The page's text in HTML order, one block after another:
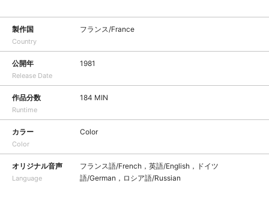
製作国
Country
フランス/France
公開年
Release Date
1981
作品分数
Runtime
184 MIN
カラー
Color
Color
オリジナル音声
Language
フランス語/French，英語/English，ドイツ
語/German，ロシア語/Russian